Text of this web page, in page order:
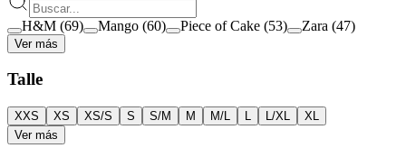
H&M (69) Mango (60) Piece of Cake (53) Zara (47)
Ver más
Talle
XXS XS XS/S S S/M M M/L L L/XL
XL
Ver más